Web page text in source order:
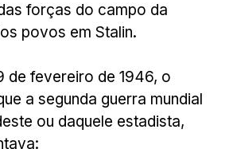
forças do campo da
povos em Stalin.
de fevereiro de 1946, o
a segunda guerra mundial
ou daquele estadista,